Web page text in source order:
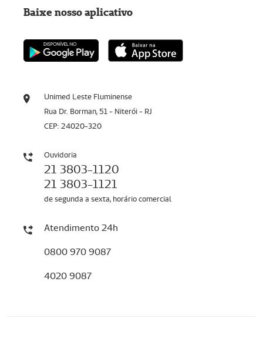
Unimed Leste Fluminense
Rua Dr. Borman, 51 - Niterói - RJ
CEP: 24020-320
Ouvidoria
21 3803-1120
21 3803-1121
de segunda a sexta, horário comercial
Atendimento 24h
0800 970 9087
4020 9087
Baixe nosso aplicativo